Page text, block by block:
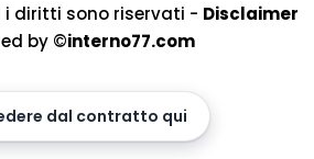
i diritti sono riservati - Disclaimer
by ©interno77.com
dal contratto qui